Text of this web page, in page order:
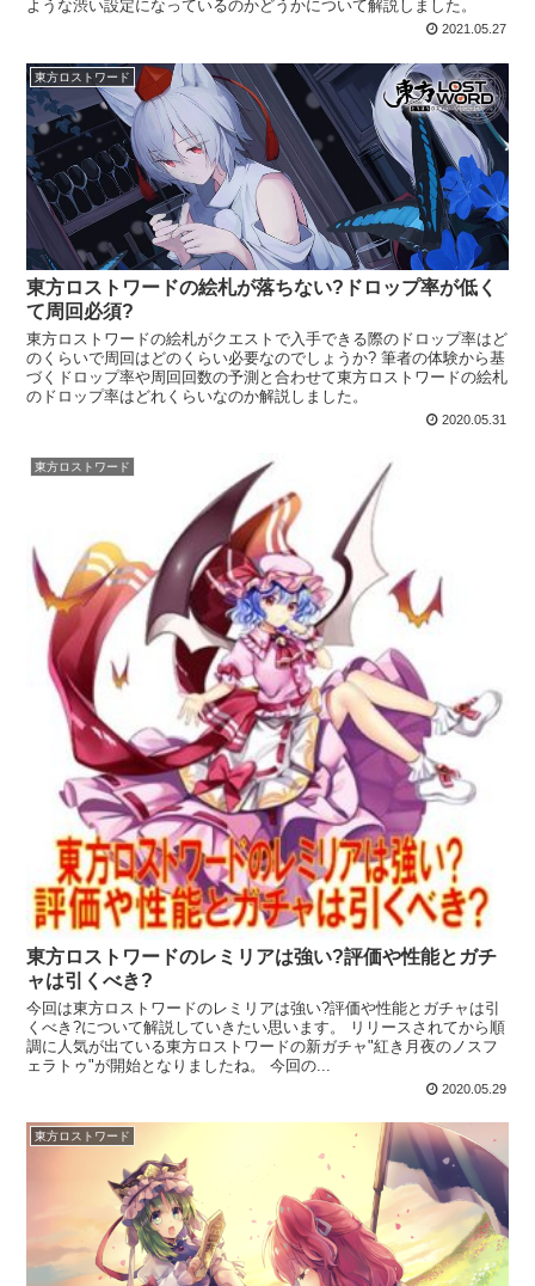
ような渋い設定になっているのかどうかについて解説しました。
2021.05.27
東方ロストワード
東方ロストワードの絵札が落ちない?ドロップ率が低く
て周回必須?
東方ロストワードの絵札がクエストで入手できる際のドロップ率はど
のくらいで周回はどのくらい必要なのでしょうか? 筆者の体験から基
づくドロップ率や周回回数の予測と合わせて東方ロストワードの絵札
のドロップ率はどれくらいなのか解説しました。
2020.05.31
東方ロストワード
東方ロストワードのレミリアは強い?評価や性能とガチ
ャは引くべき?
今回は東方ロストワードのレミリアは強い?評価や性能とガチャは引
くべき?について解説していきたい思います。 リリースされてから順
調に人気が出ている東方ロストワードの新ガチャ"紅き月夜のノスフ
ェラトゥ"が開始となりましたね。 今回の...
2020.05.29
東方ロストワード